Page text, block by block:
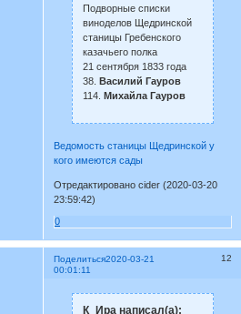
Подворные списки
виноделов Щедринской
станицы Гребенского
казачьего полка
21 сентября 1833 года
38.
Василий Гауров
114.
Михайла Гауров
Ведомость станицы Щедринской у
кого имеются сады
Отредактировано cider (2020-03-20
23:59:42)
0
Поделиться 12
2020-03-21
00:01:11
К_Ира написал(а):